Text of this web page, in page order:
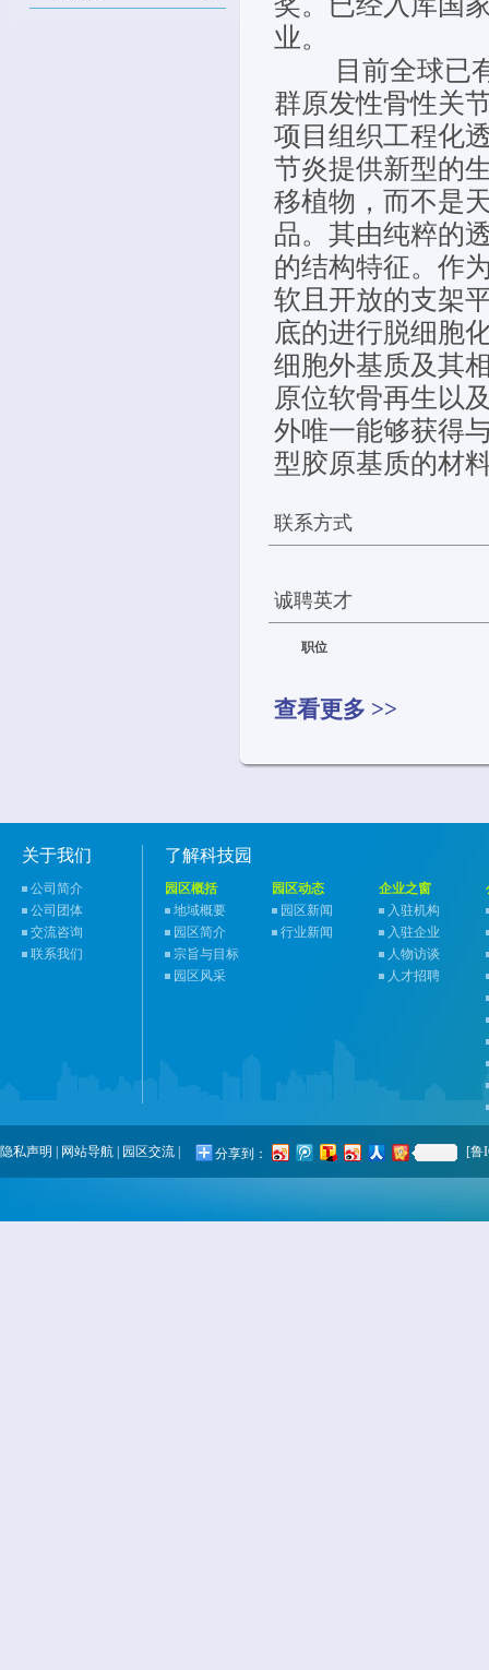
业。
目前全球已有
群原发性骨性关
项目组织工程化
节炎提供新型的
移植物，而不是
品。其由纯粹的
的结构特征。作
软且开放的支架
底的进行脱细胞
细胞外基质及其
原位软骨再生以
外唯一能够获得
型胶原基质的材
联系方式
诚聘英才
职位
查看更多 >>
关于我们
公司简介
公司团体
交流咨询
联系我们
了解科技园
园区概括
地域概要
园区简介
宗旨与目标
园区风采
园区动态
园区新闻
行业新闻
企业之窗
入驻机构
入驻企业
人物访谈
人才招聘
隐私声明 网站导航 园区交流 分享到： [鲁